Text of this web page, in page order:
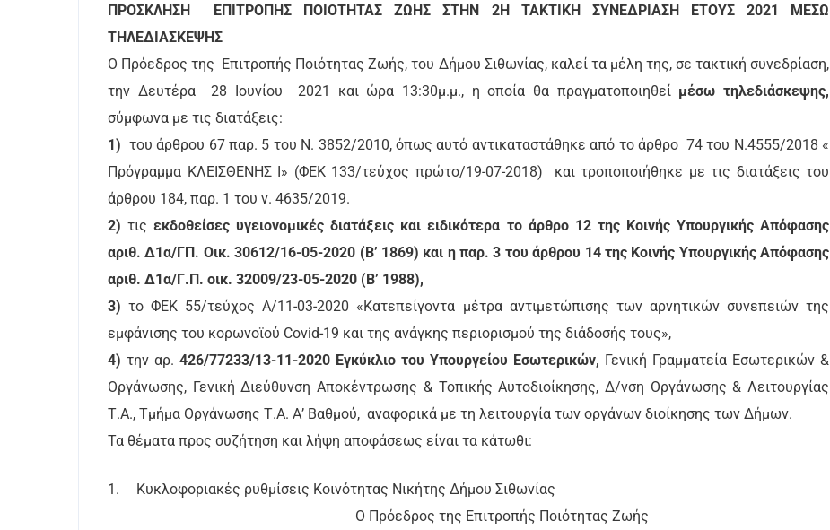
ΠΡΟΣΚΛΗΣΗ ΕΠΙΤΡΟΠΗΣ ΠΟΙΟΤΗΤΑΣ ΖΩΗΣ ΣΤΗΝ 2Η ΤΑΚΤΙΚΗ ΣΥΝΕΔΡΙΑΣΗ ΕΤΟΥΣ 2021 ΜΕΣΩ
ΤΗΛΕΔΙΑΣΚΕΨΗΣ
Ο Πρόεδρος της Επιτροπής Ποιότητας Ζωής, του Δήμου Σιθωνίας, καλεί τα μέλη της, σε τακτική συνεδρίαση,
την Δευτέρα 28 Ιουνίου 2021 και ώρα 13:30μ.μ., η οποία θα πραγματοποιηθεί μέσω τηλεδιάσκεψης,
σύμφωνα με τις διατάξεις:
1) του άρθρου 67 παρ. 5 του Ν. 3852/2010, όπως αυτό αντικαταστάθηκε από το άρθρο 74 του Ν.4555/2018 «
Πρόγραμμα ΚΛΕΙΣΘΕΝΗΣ Ι» (ΦΕΚ 133/τεύχος πρώτο/19-07-2018) και τροποποιήθηκε με τις διατάξεις του
άρθρου 184, παρ. 1 του ν. 4635/2019.
2) τιςεκδοθείσες υγειονομικές διατάξεις και ειδικότερα το άρθρο 12 της Κοινής Υπουργικής Απόφασης
αριθ. Δ1α/ΓΠ. Οικ. 30612/16-05-2020 (Β’ 1869) και η παρ. 3 του άρθρου 14 της Κοινής Υπουργικής Απόφασης
αριθ. Δ1α/Γ.Π. οικ. 32009/23-05-2020 (Β’ 1988),
3) το ΦΕΚ 55/τεύχος Α/11-03-2020 «Κατεπείγοντα μέτρα αντιμετώπισης των αρνητικών συνεπειών της
εμφάνισης του κορωνοϊού Covid-19 και της ανάγκης περιορισμού της διάδοσής τους»,
4) την αρ. 426/77233/13-11-2020 Εγκύκλιο του Υπουργείου Εσωτερικών, Γενική Γραμματεία Εσωτερικών &
Οργάνωσης, Γενική Διεύθυνση Αποκέντρωσης & Τοπικής Αυτοδιοίκησης, Δ/νση Οργάνωσης & Λειτουργίας
Τ.Α., Τμήμα Οργάνωσης Τ.Α. Α’ Βαθμού, αναφορικά με τη λειτουργία των οργάνων διοίκησης των Δήμων.
Τα θέματα προς συζήτηση και λήψη αποφάσεως είναι τα κάτωθι:
1.
Κυκλοφοριακές ρυθμίσεις Κοινότητας Νικήτης Δήμου Σιθωνίας
Ο Πρόεδρος της Επιτροπής Ποιότητας Ζωής